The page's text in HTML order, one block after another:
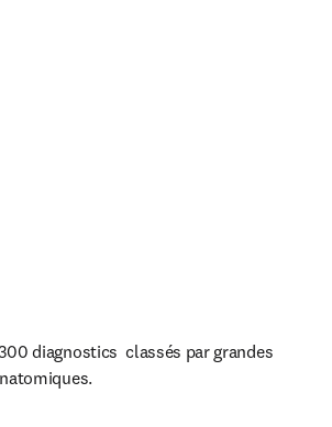
diagnostics  classés par grandes